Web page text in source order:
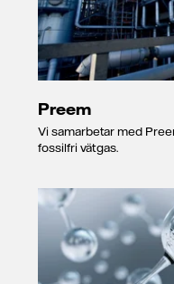
Preem
Vi samarbetar med
fossilfri vätgas.